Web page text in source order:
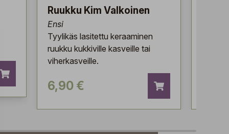
Ruukku Kim Valkoinen
Ensi
Tyylikäs lasitettu keraaminen
ruukku kukkiville kasveille tai
viherkasveille.
6,90 €